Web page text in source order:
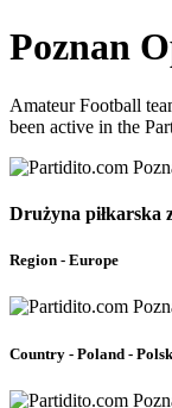
Poznan
Amateur Football
been active in the
Drużyna piłkarska
Region - Europe
Country - Poland -